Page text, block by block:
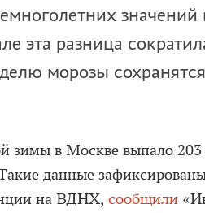
значений
эта разница
морозы
зимы в Москве выпало
данные
на ВДНХ, сообщили